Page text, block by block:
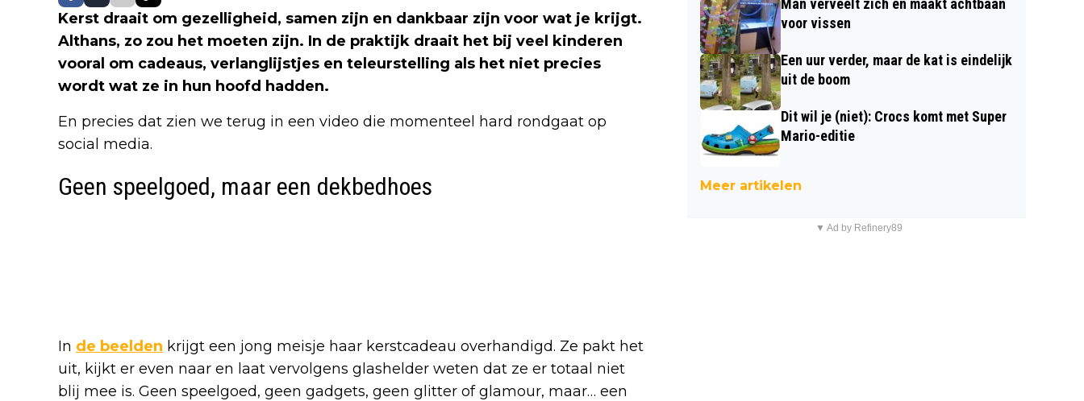
Kerst draait om gezelligheid, samen zijn en dankbaar zijn voor wat je krijgt.
Althans, zo zou het moeten zijn. In de praktijk draait het bij veel kinderen
vooral om cadeaus, verlanglijstjes en teleurstelling als het niet precies
wordt wat ze in hun hoofd hadden.
En precies dat zien we terug in een video die momenteel hard rondgaat op
social media.
Geen speelgoed, maar een dekbedhoes
In de beelden krijgt een jong meisje haar kerstcadeau overhandigd. Ze pakt het
uit, kijkt er even naar en laat vervolgens glashelder weten dat ze er totaal niet
blij mee is. Geen speelgoed, geen gadgets, geen glitter of glamour, maar… een
Man verveelt zich en maakt achtbaan
voor vissen
Een uur verder, maar de kat is eindelijk
uit de boom
Dit wil je (niet): Crocs komt met Super
Mario-editie
Meer artikelen
▼ Ad by Refinery89